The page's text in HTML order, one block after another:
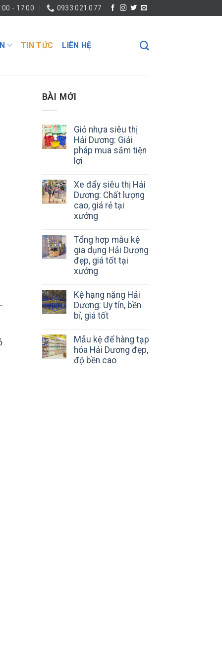
- 17:00 0933.021.077
TIN TỨC LIÊN HỆ
BÀI MỚI
Giỏ nhựa siêu thị
Hải Dương: Giải
pháp mua sắm tiện
lợi
Xe đẩy siêu thị Hải
Dương: Chất lượng
cao, giá rẻ tại
xưởng
Tổng hợp mẫu kệ
gia dụng Hải Dương
đẹp, giá tốt tại
xưởng
Kệ hạng nặng Hải
Dương: Uy tín, bền
bỉ, giá tốt
Mẫu kệ để hàng tạp
hóa Hải Dương đẹp,
độ bền cao